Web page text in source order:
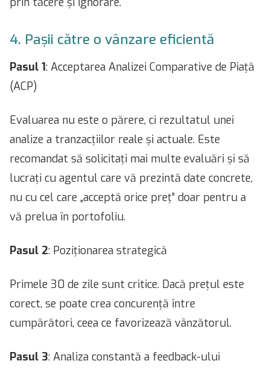
4. Pașii către o vânzare eficientă
Pasul 1: Acceptarea Analizei Comparative de Piață
(ACP)
Evaluarea nu este o părere, ci rezultatul unei
analize a tranzacțiilor reale și actuale. Este
recomandat să solicitați mai multe evaluări și să
lucrați cu agentul care vă prezintă date concrete,
nu cu cel care „acceptă orice preț” doar pentru a
vă prelua în portofoliu.
Pasul 2: Poziționarea strategică
Primele 30 de zile sunt critice. Dacă prețul este
corect, se poate crea concurență între
cumpărători, ceea ce favorizează vânzătorul.
Pasul 3: Analiza constantă a feedback-ului